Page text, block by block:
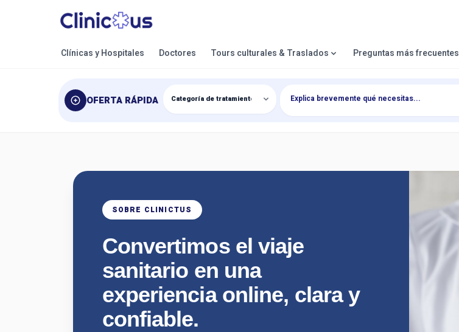
Clínicas y Hospitales Doctores Tours culturales & Traslados Preguntas más frecuentes
OFERTA RÁPIDA
SOBRE CLINICTUS
Convertimos el viaje
sanitario en una
experiencia online, clara y
confiable.